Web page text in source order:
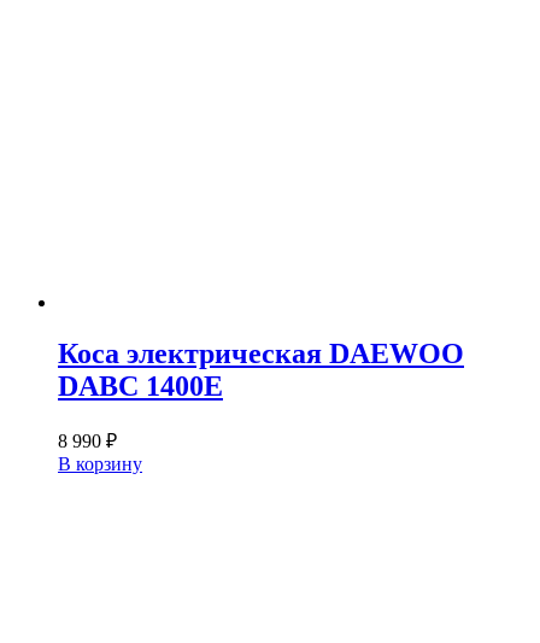
Коса электрическая DAEWOO
DABC 1400E
8 990 ₽
В корзину